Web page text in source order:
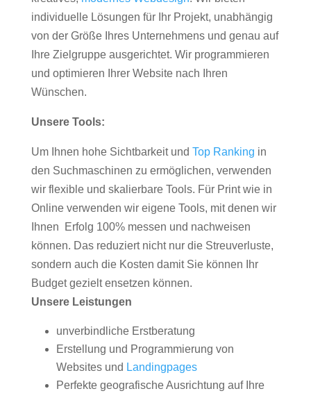
individuelle Lösungen für Ihr Projekt, unabhängig
von der Größe Ihres Unternehmens und genau auf
Ihre Zielgruppe ausgerichtet. Wir programmieren
und optimieren Ihrer Website nach Ihren
Wünschen.
Unsere Tools:
Um Ihnen hohe Sichtbarkeit und Top Ranking in
den Suchmaschinen zu ermöglichen, verwenden
wir flexible und skalierbare Tools. Für Print wie in
Online verwenden wir eigene Tools, mit denen wir
Ihnen Erfolg 100% messen und nachweisen
können. Das reduziert nicht nur die Streuverluste,
sondern auch die Kosten damit Sie können Ihr
Budget gezielt ensetzen können.
Unsere Leistungen
unverbindliche Erstberatung
Erstellung und Programmierung von
Websites und Landingpages
Perfekte geografische Ausrichtung auf Ihre